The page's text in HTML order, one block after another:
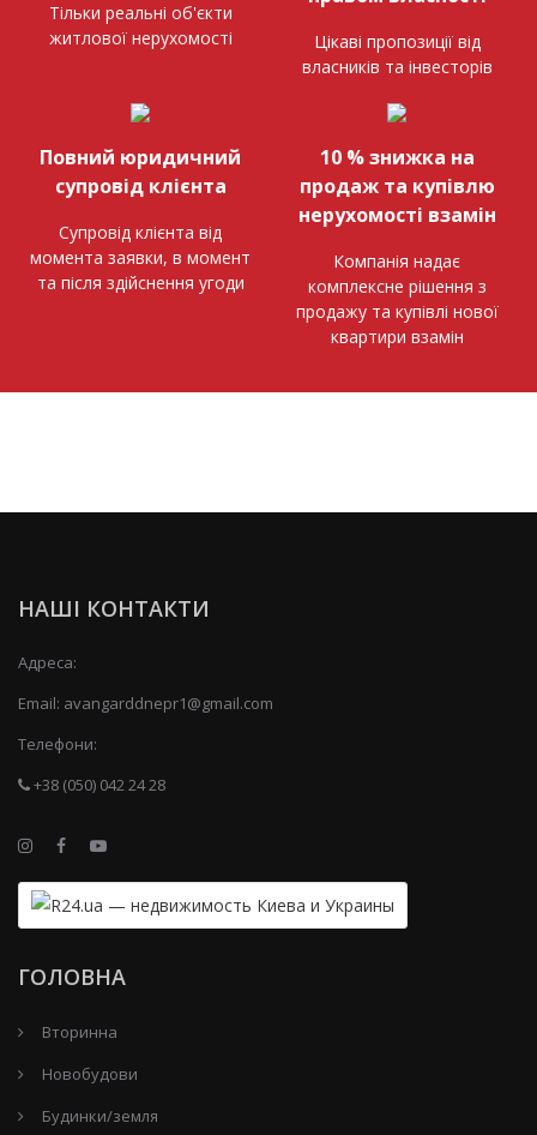
Тільки реальні об'єкти
житлової нерухомості
Цікаві пропозиції від
власників та інвесторів
Повний юридичний
супровід клієнта
Супровід клієнта від
момента заявки, в момент
та після здійснення угоди
10 % знижка на
продаж та купівлю
нерухомості взамін
Компанія надає
комплексне рішення з
продажу та купівлі нової
квартири взамін
НАШІ КОНТАКТИ
Адреса:
Email: avangarddnepr1@gmail.com
Телефони:
+38 (050) 042 24 28
ГОЛОВНА
Вторинна
Новобудови
Будинки/земля